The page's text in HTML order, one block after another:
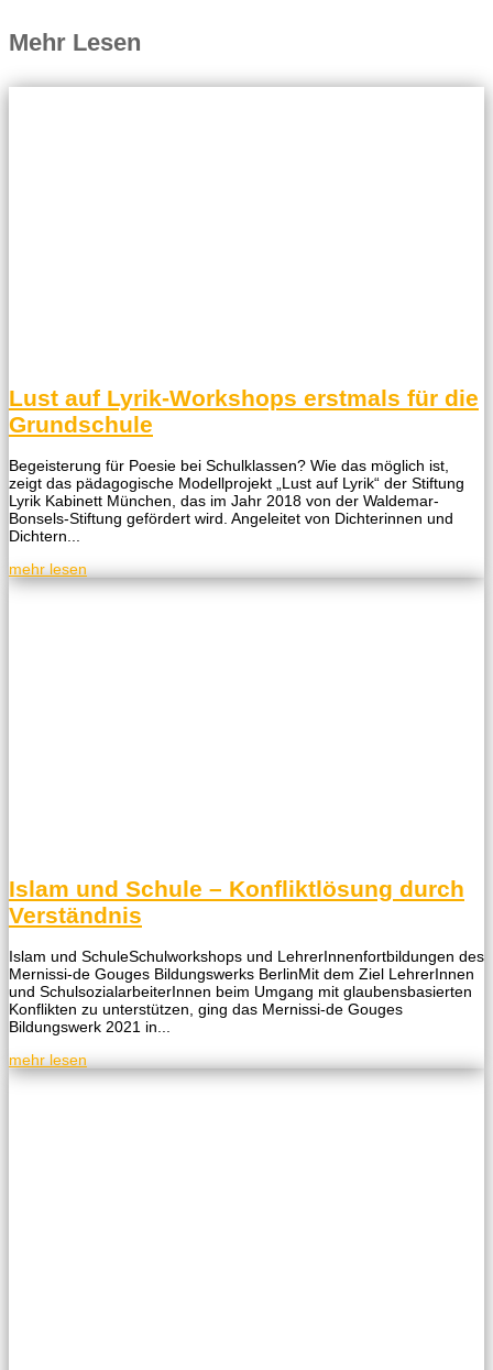
Mehr Lesen
Lust auf Lyrik-Workshops erstmals für die
Grundschule
Begeisterung für Poesie bei Schulklassen? Wie das möglich ist,
zeigt das pädagogische Modellprojekt „Lust auf Lyrik“ der Stiftung
Lyrik Kabinett München, das im Jahr 2018 von der Waldemar-
Bonsels-Stiftung gefördert wird. Angeleitet von Dichterinnen und
Dichtern...
mehr lesen
Islam und Schule – Konfliktlösung durch
Verständnis
Islam und SchuleSchulworkshops und LehrerInnenfortbildungen des
Mernissi-de Gouges Bildungswerks BerlinMit dem Ziel LehrerInnen
und SchulsozialarbeiterInnen beim Umgang mit glaubensbasierten
Konflikten zu unterstützen, ging das Mernissi-de Gouges
Bildungswerk 2021 in...
mehr lesen